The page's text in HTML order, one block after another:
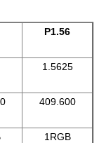
P1.56
1.5625
409.600
1RGB